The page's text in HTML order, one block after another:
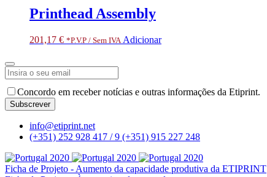
Printhead Assembly
201,17 € *P.V.P / Sem IVA Adicionar
Concordo em receber notícias e outras informações da Etiprint.
Subscrever
info@etiprint.net
(+351) 252 928 417 / 9 (+351) 915 227 248
Ficha de Projeto - Aumento da capacidade produtiva da ETIPRINT